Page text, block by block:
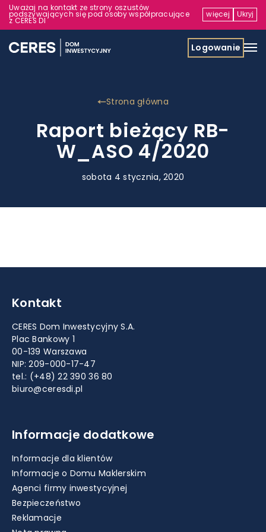
Uważaj na kontakt ze strony oszustów
podszywających się pod osoby współpracujące
z CERES DI
więcej Ukryj
Logowanie
Strona główna
Raport bieżący RB-
W_ASO 4/2020
sobota 4 stycznia, 2020
Kontakt
CERES Dom Inwestycyjny S.A.
Plac Bankowy 1
00-139 Warszawa
NIP: 209-000-17-47
tel.: (+48) 22 390 36 80
biuro@ceresdi.pl
Informacje dodatkowe
Informacje dla klientów
Informacje o Domu Maklerskim
Agenci firmy inwestycyjnej
Bezpieczeństwo
Reklamacje